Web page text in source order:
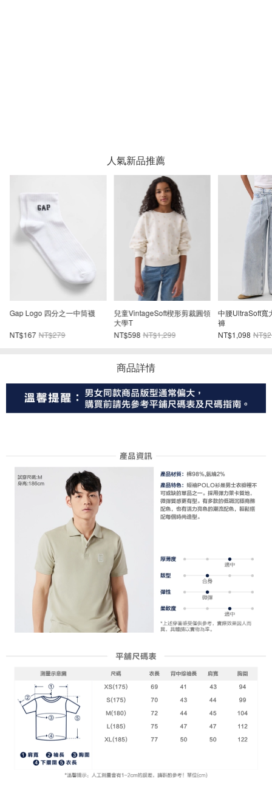
人氣新品推薦
Gap Logo 四分之一中筒襪
NT$167 NT$279
兒童VintageSoft楔形剪裁圓領
大學T
NT$598 NT$1,299
中腰UltraSoft寬
褲
NT$1,098
商品詳情